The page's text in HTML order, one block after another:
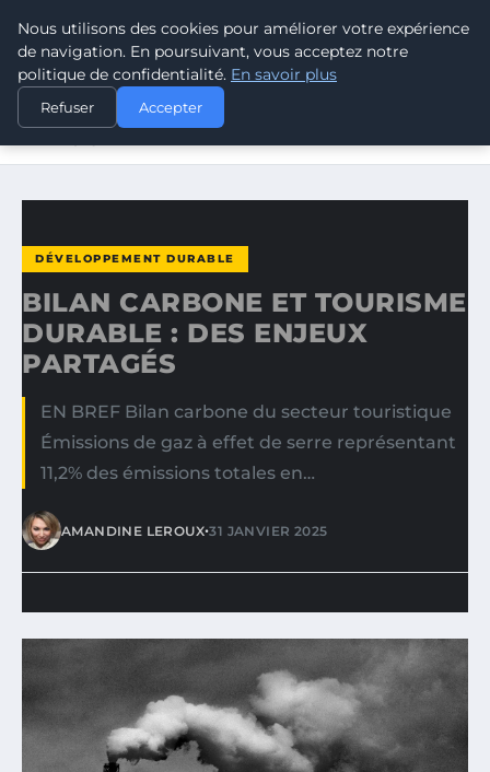
CLIMATE GUARDIAN
ACCUEIL
DÉVELOPPEMENT DURABLE
BILAN CARBONE ET TOURISME DURABLE : DES ENJEUX
DÉVELOPPEMENT DURABLE
BILAN CARBONE ET TOURISME
DURABLE : DES ENJEUX
PARTAGÉS
EN BREF Bilan carbone du secteur touristique
Émissions de gaz à effet de serre représentant
11,2% des émissions totales en…
AMANDINE LEROUX•31 JANVIER 2025
Nous utilisons des cookies pour améliorer votre expérience
de navigation. En poursuivant, vous acceptez notre
politique de confidentialité. En savoir plus
Refuser Accepter